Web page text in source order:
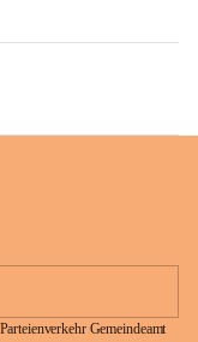
Gemeindeamt